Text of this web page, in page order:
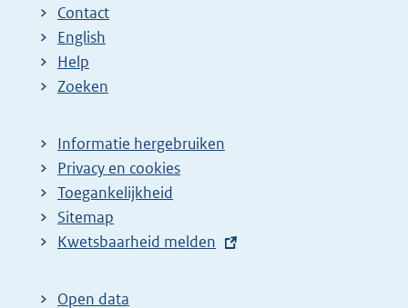
Contact
English
Help
Zoeken
Informatie hergebruiken
Privacy en cookies
Toegankelijkheid
Sitemap
E
t
Kwetsbaarheid melden
Open data